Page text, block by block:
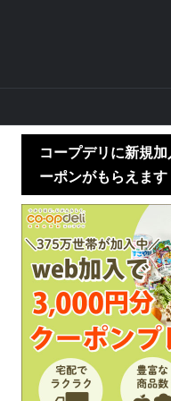
コープデリに新規
ーポンがもらえます